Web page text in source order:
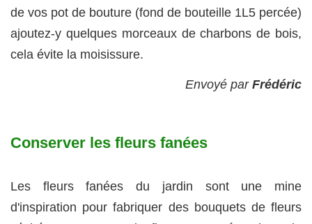
de vos pot de bouture (fond de bouteille 1L5 percée)
ajoutez-y quelques morceaux de charbons de bois,
cela évite la moisissure.
Envoyé par Frédéric
Conserver les fleurs fanées
Les fleurs fanées du jardin sont une mine
d'inspiration pour fabriquer des bouquets de fleurs